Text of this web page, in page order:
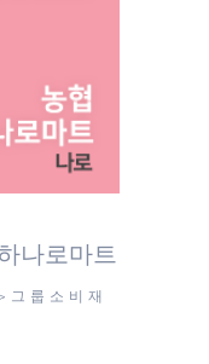
나로마트
그룹소비재